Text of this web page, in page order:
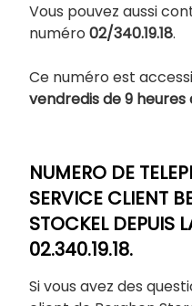
Vous pouvez aussi
numéro 02/340.19.18.
Ce numéro est
vendredis de 9 heures
NUMERO DE
SERVICE CLIENT
STOCKEL DEPUIS
02.340.19.18.
Si vous avez des